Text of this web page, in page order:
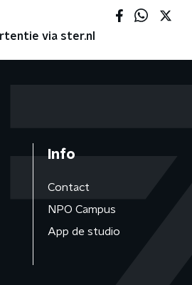
via ster.nl
Info
Contact
NPO Campus
App de studio